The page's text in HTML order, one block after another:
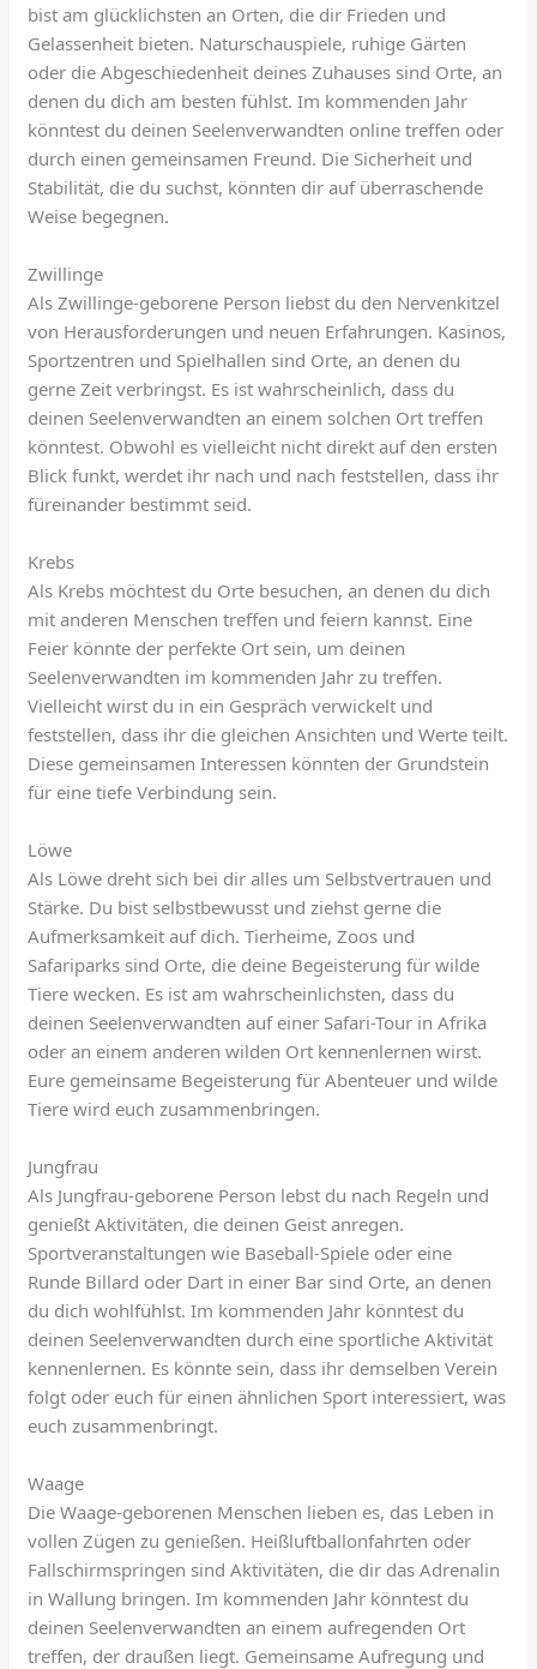
bist am glücklichsten an Orten, die dir Frieden und
Gelassenheit bieten. Naturschauspiele, ruhige Gärten
oder die Abgeschiedenheit deines Zuhauses sind Orte, an
denen du dich am besten fühlst. Im kommenden Jahr
könntest du deinen Seelenverwandten online treffen oder
durch einen gemeinsamen Freund. Die Sicherheit und
Stabilität, die du suchst, könnten dir auf überraschende
Weise begegnen.
Zwillinge
Als Zwillinge-geborene Person liebst du den Nervenkitzel
von Herausforderungen und neuen Erfahrungen. Kasinos,
Sportzentren und Spielhallen sind Orte, an denen du
gerne Zeit verbringst. Es ist wahrscheinlich, dass du
deinen Seelenverwandten an einem solchen Ort treffen
könntest. Obwohl es vielleicht nicht direkt auf den ersten
Blick funkt, werdet ihr nach und nach feststellen, dass ihr
füreinander bestimmt seid.
Krebs
Als Krebs möchtest du Orte besuchen, an denen du dich
mit anderen Menschen treffen und feiern kannst. Eine
Feier könnte der perfekte Ort sein, um deinen
Seelenverwandten im kommenden Jahr zu treffen.
Vielleicht wirst du in ein Gespräch verwickelt und
feststellen, dass ihr die gleichen Ansichten und Werte teilt.
Diese gemeinsamen Interessen könnten der Grundstein
für eine tiefe Verbindung sein.
Löwe
Als Löwe dreht sich bei dir alles um Selbstvertrauen und
Stärke. Du bist selbstbewusst und ziehst gerne die
Aufmerksamkeit auf dich. Tierheime, Zoos und
Safariparks sind Orte, die deine Begeisterung für wilde
Tiere wecken. Es ist am wahrscheinlichsten, dass du
deinen Seelenverwandten auf einer Safari-Tour in Afrika
oder an einem anderen wilden Ort kennenlernen wirst.
Eure gemeinsame Begeisterung für Abenteuer und wilde
Tiere wird euch zusammenbringen.
Jungfrau
Als Jungfrau-geborene Person lebst du nach Regeln und
genießt Aktivitäten, die deinen Geist anregen.
Sportveranstaltungen wie Baseball-Spiele oder eine
Runde Billard oder Dart in einer Bar sind Orte, an denen
du dich wohlfühlst. Im kommenden Jahr könntest du
deinen Seelenverwandten durch eine sportliche Aktivität
kennenlernen. Es könnte sein, dass ihr demselben Verein
folgt oder euch für einen ähnlichen Sport interessiert, was
euch zusammenbringt.
Waage
Die Waage-geborenen Menschen lieben es, das Leben in
vollen Zügen zu genießen. Heißluftballonfahrten oder
Fallschirmspringen sind Aktivitäten, die dir das Adrenalin
in Wallung bringen. Im kommenden Jahr könntest du
deinen Seelenverwandten an einem aufregenden Ort
treffen, der draußen liegt. Gemeinsame Aufregung und